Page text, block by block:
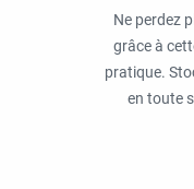
Ne perdez
grâce à
pratique.
en toute